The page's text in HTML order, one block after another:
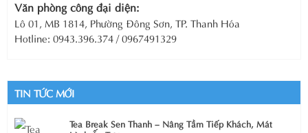
Văn phòng công đại diện:
Lô 01, MB 1814, Phường Đông Sơn, TP. Thanh Hóa
Hotline: 0943.396.374 / 0967491329
TIN TỨC MỚI
Tea Break Sen Thanh – Nâng Tầm Tiếp Khách, Mát